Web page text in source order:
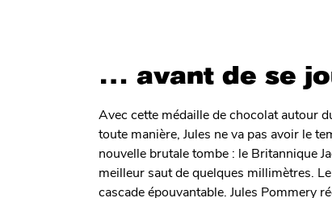
… avant de se
Avec cette médaille de chocolat autour
toute manière, Jules ne va pas avoir le
nouvelle brutale tombe : le Britannique
meilleur saut de quelques millimètres.
cascade épouvantable. Jules Pommery